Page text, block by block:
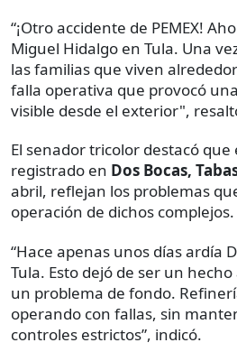
“¡Otro accidente de PEMEX!
Miguel Hidalgo en Tula. Una
las familias que viven
falla operativa que provocó
visible desde el exterior",
El senador tricolor destacó que
registrado en Dos Bocas,
abril, reflejan los problemas
operación de dichos complejos.
“Hace apenas unos días ardía
Tula. Esto dejó de ser un
un problema de fondo.
operando con fallas, sin
controles estrictos”, indicó.